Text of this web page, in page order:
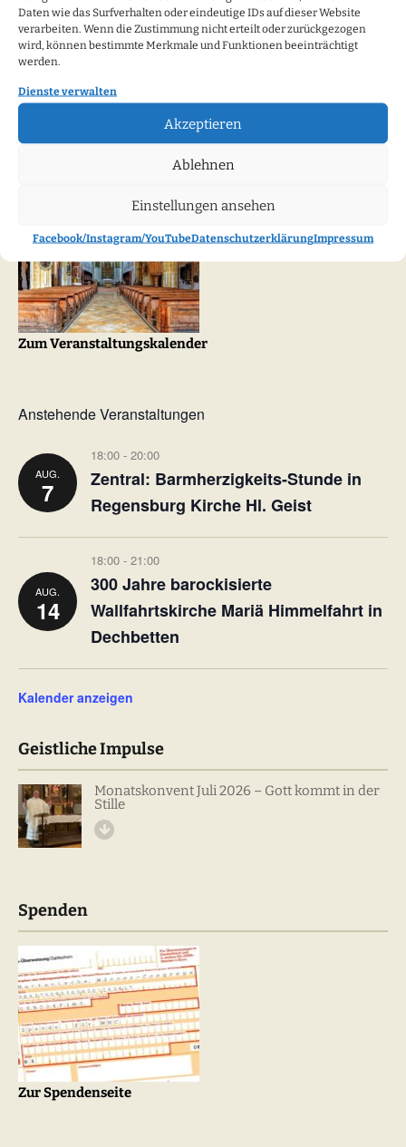
Daten wie das Surfverhalten oder eindeutige IDs auf dieser Website
verarbeiten. Wenn die Zustimmung nicht erteilt oder zurückgezogen
wird, können bestimmte Merkmale und Funktionen beeinträchtigt
werden.
Dienste verwalten
Akzeptieren
Ablehnen
Einstellungen ansehen
Facebook/Instagram/YouTubeDatenschutzerklärungImpressum
Bezirk VI: Konvent des Bezirks VI St. Michael Paring in
Veranstaltungskalender
Zum Veranstaltungskalender
Anstehende Veranstaltungen
AUG.
7
18:00 - 20:00
Zentral: Barmherzigkeits-Stunde in
Regensburg Kirche Hl. Geist
AUG.
14
18:00 - 21:00
300 Jahre barockisierte
Wallfahrtskirche Mariä Himmelfahrt in
Dechbetten
Kalender anzeigen
Geistliche Impulse
Monatskonvent Juli 2026 – Gott kommt in der
Stille
Spenden
Zur Spendenseite